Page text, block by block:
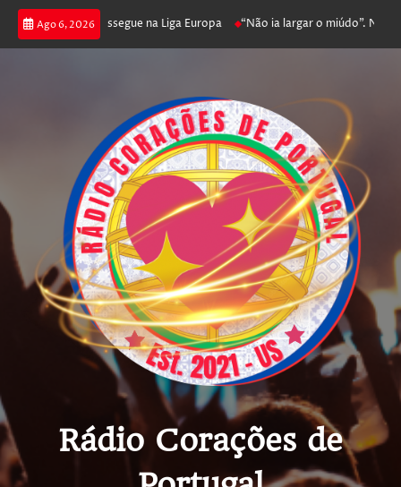
Ago 6, 2026
poker e prossegue na Liga Europa “Não ia largar o miúdo”.
Rádio Corações de